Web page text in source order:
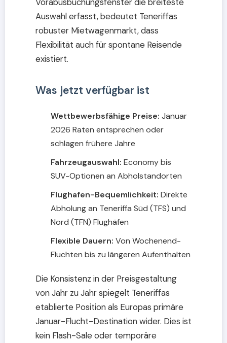
Auswahl erfasst, bedeutet Teneriffas
robuster Mietwagenmarkt, dass
Flexibilität auch für spontane Reisende
existiert.
Was jetzt verfügbar ist
Wettbewerbsfähige Preise: Januar
2026 Raten entsprechen oder
schlagen frühere Jahre
Fahrzeugauswahl: Economy bis
SUV-Optionen an Abholstandorten
Flughafen-Bequemlichkeit: Direkte
Abholung an Teneriffa Süd (TFS) und
Nord (TFN) Flughäfen
Flexible Dauern: Von Wochenend-
Fluchten bis zu längeren Aufenthalten
Die Konsistenz in der Preisgestaltung
von Jahr zu Jahr spiegelt Teneriffas
etablierte Position als Europas primäre
Januar-Flucht-Destination wider. Dies ist
kein Flash-Sale oder temporäre